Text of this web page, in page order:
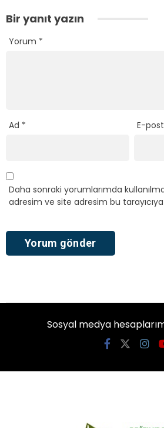
Bir yanıt yazın
Yorum *
Ad * E-
Daha sonraki yorumlarımda
adresim ve site adresim bu
Sosyal medya